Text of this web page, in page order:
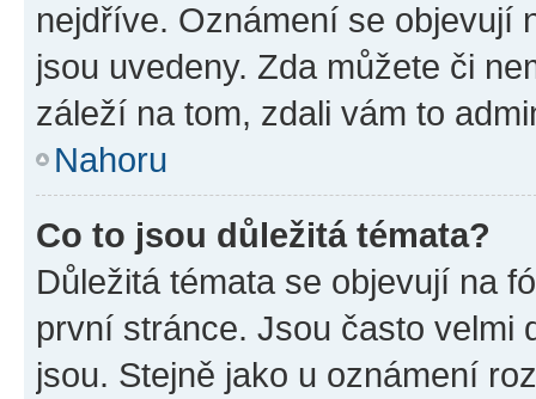
nejdříve. Oznámení se objevují
jsou uvedeny. Zda můžete či
záleží na tom, zdali vám to
Nahoru
Co to jsou důležitá témata?
Důležitá témata se objevují na
první stránce. Jsou často velmi
jsou. Stejně jako u oznámení